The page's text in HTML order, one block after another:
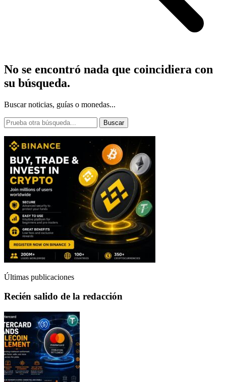
No se encontró nada que coincidiera con
su búsqueda.
Buscar noticias, guías o monedas...
Buscar
Últimas publicaciones
Recién salido de la redacción